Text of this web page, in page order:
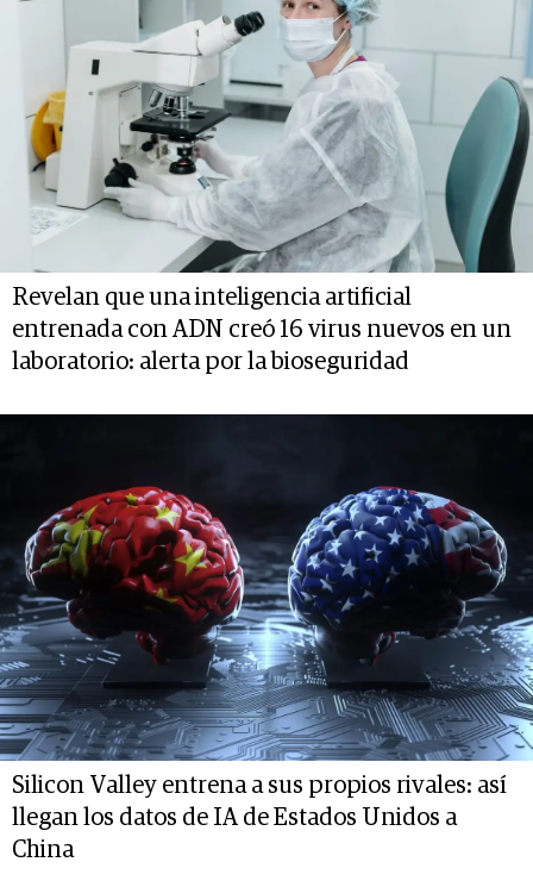
Revelan que una inteligencia artificial
entrenada con ADN creó 16 virus nuevos en un
laboratorio: alerta por la bioseguridad
Silicon Valley entrena a sus propios rivales: así
llegan los datos de IA de Estados Unidos a
China